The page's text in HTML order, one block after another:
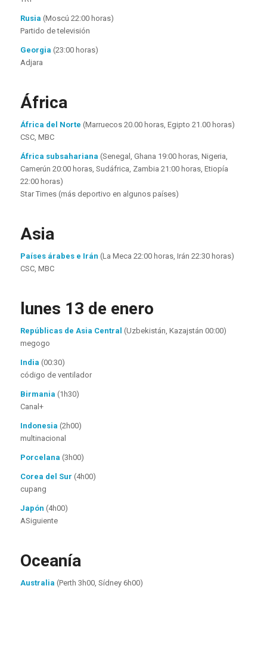
Rusia (Moscú 22:00 horas)
Partido de televisión
Georgia (23:00 horas)
Adjara
África
África del Norte (Marruecos 20.00 horas, Egipto 21.00 horas)
CSC, MBC
África subsahariana (Senegal, Ghana 19:00 horas, Nigeria,
Camerún 20:00 horas, Sudáfrica, Zambia 21:00 horas, Etiopía
22:00 horas)
Star Times (más deportivo en algunos países)
Asia
Países árabes e Irán (La Meca 22:00 horas, Irán 22:30 horas)
CSC, MBC
lunes 13 de enero
Repúblicas de Asia Central (Uzbekistán, Kazajstán 00:00)
megogo
India (00:30)
código de ventilador
Birmania (1h30)
Canal+
Indonesia (2h00)
multinacional
Porcelana (3h00)
Corea del Sur (4h00)
cupang
Japón (4h00)
ASiguiente
Oceanía
Australia (Perth 3h00, Sídney 6h00)